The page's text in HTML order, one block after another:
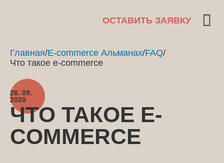
ОСТАВИТЬ ЗАЯВКУ
Главная/E-commerce Альманах/FAQ/
Что такое e-commerce
26. 09.
2020
ЧТО ТАКОЕ E-
COMMERCE